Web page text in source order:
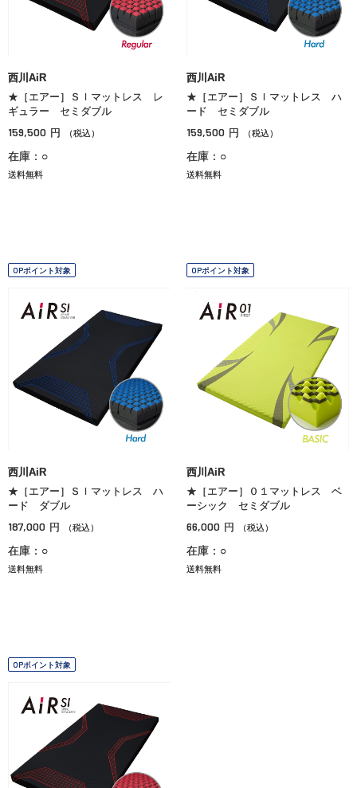
西川AiR
★［エアー］ＳＩマットレス レ
ギュラー セミダブル
159,500 円 （税込）
在庫：○
送料無料
西川AiR
★［エアー］ＳＩマットレス ハ
ード セミダブル
159,500 円 （税込）
在庫：○
送料無料
OPポイント対象
西川AiR
★［エアー］ＳＩマットレス ハ
ード ダブル
187,000 円 （税込）
在庫：○
送料無料
OPポイント対象
西川AiR
★［エアー］０１マットレス ベ
ーシック セミダブル
66,000 円 （税込）
在庫：○
送料無料
OPポイント対象